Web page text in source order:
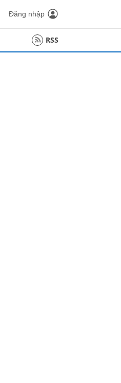
Đăng nhập
RSS